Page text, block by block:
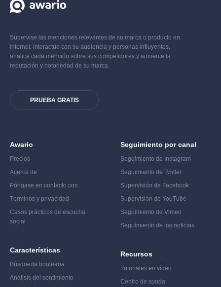
Supervise las menciones relevantes de su marca o producto en
Internet, interactúe con su audiencia y personas influyentes,
analice cada mención sobre sus competidores y aumente la
reputación y notoriedad de su marca.
PRUEBA GRATIS
Awario
Precios
Acerca de
Póngase en contacto con
Términos y privacidad
Casos prácticos de escucha
social
Características
Búsqueda booleana
Análisis del sentimiento
Seguimiento por canal
Seguimiento de Instagram
Seguimiento de Twitter
Supervisión de Facebook
Supervisión de YouTube
Seguimiento de Vimeo
Seguimiento de las noticias
Recursos
Tutoriales en vídeo
Centro de ayuda